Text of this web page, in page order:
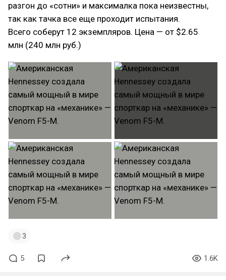
разгон до «сотни» и максималка пока неизвестны,
так как тачка все еще проходит испытания.
Всего соберут 12 экземпляров. Цена — от $2.65
млн (240 млн руб.)
3
5 1.6K